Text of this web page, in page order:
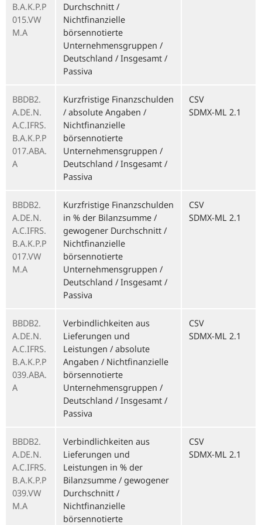
B.A.K.P.P
015.VW
M.A
Durchschnitt /
Nichtfinanzielle
börsennotierte
Unternehmensgruppen /
Deutschland / Insgesamt /
Passiva
BBDB2.
A.DE.N.
A.C.IFRS.
B.A.K.P.P
017.ABA.
A
Kurzfristige Finanzschulden
/ absolute Angaben /
Nichtfinanzielle
börsennotierte
Unternehmensgruppen /
Deutschland / Insgesamt /
Passiva
CSV
SDMX-ML 2.1
BBDB2.
A.DE.N.
A.C.IFRS.
B.A.K.P.P
017.VW
M.A
Kurzfristige Finanzschulden
in % der Bilanzsumme /
gewogener Durchschnitt /
Nichtfinanzielle
börsennotierte
Unternehmensgruppen /
Deutschland / Insgesamt /
Passiva
CSV
SDMX-ML 2.1
BBDB2.
A.DE.N.
A.C.IFRS.
B.A.K.P.P
039.ABA.
A
Verbindlichkeiten aus
Lieferungen und
Leistungen / absolute
Angaben / Nichtfinanzielle
börsennotierte
Unternehmensgruppen /
Deutschland / Insgesamt /
Passiva
CSV
SDMX-ML 2.1
BBDB2.
A.DE.N.
A.C.IFRS.
B.A.K.P.P
039.VW
M.A
Verbindlichkeiten aus
Lieferungen und
Leistungen in % der
Bilanzsumme / gewogener
Durchschnitt /
Nichtfinanzielle
börsennotierte
CSV
SDMX-ML 2.1